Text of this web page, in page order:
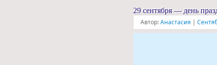
29 сентября — день
Автор:Анастасия |